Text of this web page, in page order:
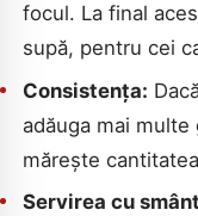
focul. La final
supă, pentru cei
Consistența:
adăuga mai
mărește
Servirea cu